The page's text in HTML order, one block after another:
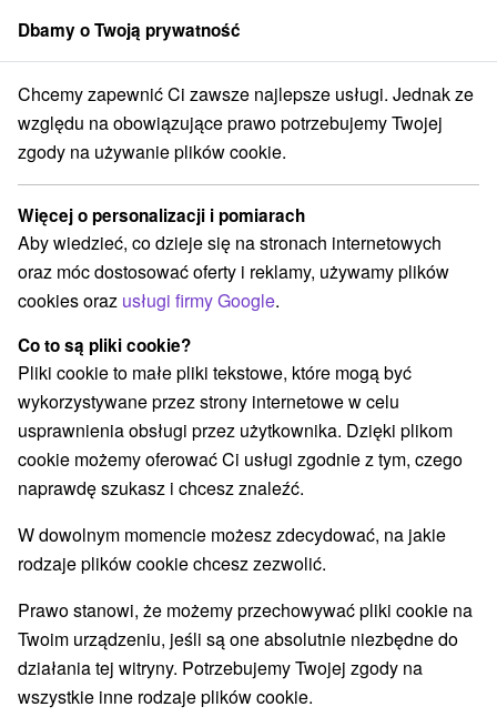
członek grupySorger
kraj Nitra Hotel Zlatý Kľúčik **** Nitra Romantyczny pobyt
Romantyczny pobyt
Hotel Zlatý Kľúčik★★★★ Nitra Nitra
Przejdź do lokalizacji
Urządzenie jest obecnie zamknięty z naszą ofertą!
9,8 doskonały·24 recenzji
Dbamy o Twoją prywatność
Chcemy zapewnić Ci zawsze najlepsze usługi. Jednak ze
względu na obowiązujące prawo potrzebujemy Twojej
zgody na używanie plików cookie.
Więcej o personalizacji i pomiarach
Aby wiedzieć, co dzieje się na stronach internetowych
oraz móc dostosować oferty i reklamy, używamy plików
cookies oraz usługi firmy Google.
Co to są pliki cookie?
Pliki cookie to małe pliki tekstowe, które mogą być
wykorzystywane przez strony internetowe w celu
usprawnienia obsługi przez użytkownika. Dzięki plikom
cookie możemy oferować Ci usługi zgodnie z tym, czego
naprawdę szukasz i chcesz znaleźć.
W dowolnym momencie możesz zdecydować, na jakie
rodzaje plików cookie chcesz zezwolić.
Prawo stanowi, że możemy przechowywać pliki cookie na
Twoim urządzeniu, jeśli są one absolutnie niezbędne do
działania tej witryny. Potrzebujemy Twojej zgody na
wszystkie inne rodzaje plików cookie.